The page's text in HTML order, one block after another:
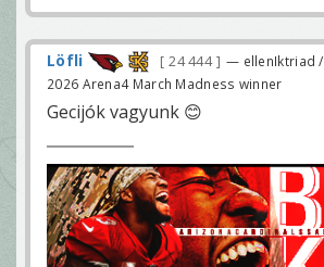
Löfli 24 444
— ellenIktriad /
2026 Arena4 March Madness winner
Gecijók vagyunk 😊